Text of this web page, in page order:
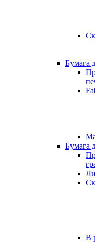
Бумага
Бумага
В